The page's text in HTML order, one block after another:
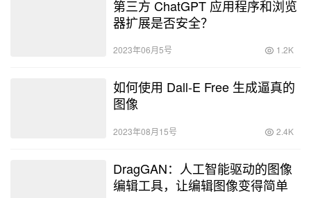
第三方 ChatGPT 应用程序和浏览
器扩展是否安全？
2023年06月5号 1.2K
如何使用 Dall-E Free 生成逼真的
图像
2023年08月15号 2.4K
DragGAN：人工智能驱动的图像
编辑工具，让编辑图像变得简单